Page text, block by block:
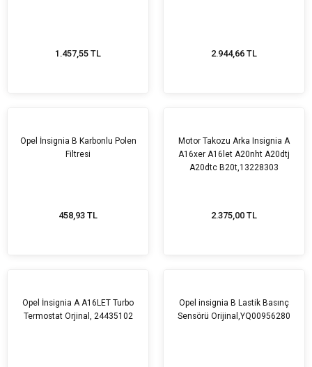
1.457,55 TL 2.944,66 TL
Opel İnsignia B Karbonlu Polen
Filtresi
458,93 TL
Motor Takozu Arka Insignia A
A16xer A16let A20nht A20dtj
A20dtc B20t,13228303
2.375,00 TL
Opel İnsignia A A16LET Turbo
Termostat Orjinal, 24435102
Opel insignia B Lastik Basınç
Sensörü Orijinal,YQ00956280